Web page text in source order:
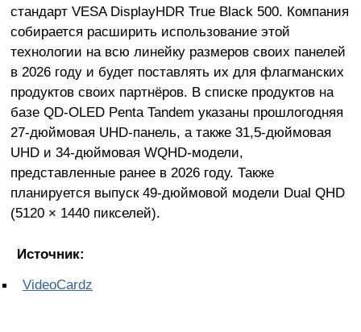
стандарт VESA DisplayHDR True Black 500. Компания
собирается расширить использование этой
технологии на всю линейку размеров своих панелей
в 2026 году и будет поставлять их для флагманских
продуктов своих партнёров. В списке продуктов на
базе QD-OLED Penta Tandem указаны прошлогодняя
27-дюймовая UHD-панель, а также 31,5-дюймовая
UHD и 34-дюймовая WQHD-модели,
представленные ранее в 2026 году. Также
планируется выпуск 49-дюймовой модели Dual QHD
(5120 × 1440 пикселей).
Источник:
VideoCardz